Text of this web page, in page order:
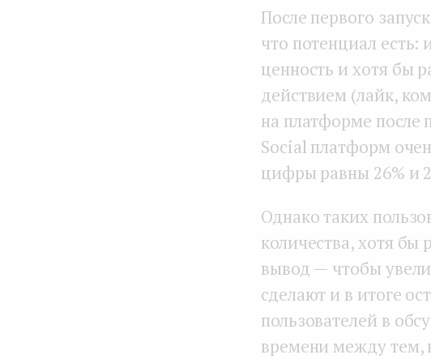
После первого
что потенциал есть:
ценность и хотя бы
действием (лайк,
на платформе после
Social платформ
цифры равны 26% и
Однако таких
количества, хотя
вывод — чтобы
сделают и в итоге
пользователей в
времени между тем,